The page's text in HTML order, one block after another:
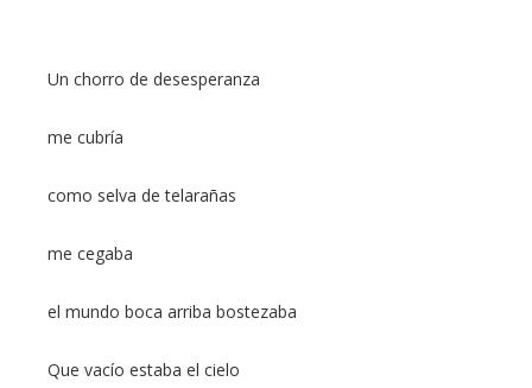
Un chorro de desesperanza
me cubría
como selva de telarañas
me cegaba
el mundo boca arriba bostezaba
Que vacío estaba el cielo